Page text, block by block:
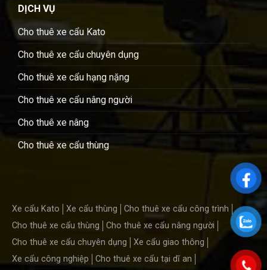
DỊCH VỤ
Cho thuê xe cẩu Kato
Cho thuê xe cẩu chuyên dụng
Cho thuê xe cẩu hạng nặng
Cho thuê xe cẩu nâng người
Cho thuê xe nâng
Cho thuê xe cẩu thùng
Xe cẩu Kato Xe cẩu thùng
Cho thuê xe cẩu công trình
Cho thuê xe cẩu thùng
Cho thuê xe cẩu nâng người
Cho thuê xe cẩu chuyên dụng
Xe cẩu giao thông
Xe cẩu công nghiệp
Cho thuê xe cẩu tại dĩ an